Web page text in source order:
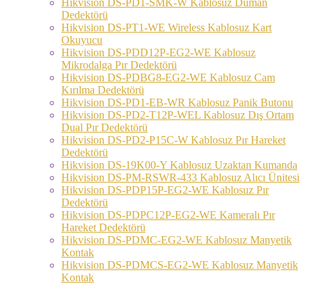
Dedektörü
Hikvision DS-PT1-WE Wireless Kablosuz Kart
Okuyucu
Hikvision DS-PDD12P-EG2-WE Kablosuz
Mikrodalga Pır Dedektörü
Hikvision DS-PDBG8-EG2-WE Kablosuz Cam
Kırılma Dedektörü
Hikvision DS-PD1-EB-WR Kablosuz Panik Butonu
Hikvision DS-PD2-T12P-WEL Kablosuz Dış Ortam
Dual Pır Dedektörü
Hikvision DS-PD2-P15C-W Kablosuz Pır Hareket
Dedektörü
Hikvision DS-19K00-Y Kablosuz Uzaktan Kumanda
Hikvision DS-PM-RSWR-433 Kablosuz Alıcı Ünitesi
Hikvision DS-PDP15P-EG2-WE Kablosuz Pır
Dedektörü
Hikvision DS-PDPC12P-EG2-WE Kameralı Pır
Hareket Dedektörü
Hikvision DS-PDMC-EG2-WE Kablosuz Manyetik
Kontak
Hikvision DS-PDMCS-EG2-WE Kablosuz Manyetik
Kontak